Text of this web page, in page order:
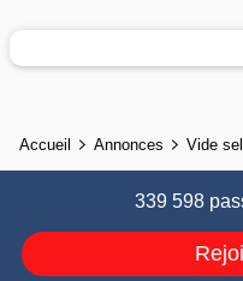
Accueil Annonces Vide
339 598